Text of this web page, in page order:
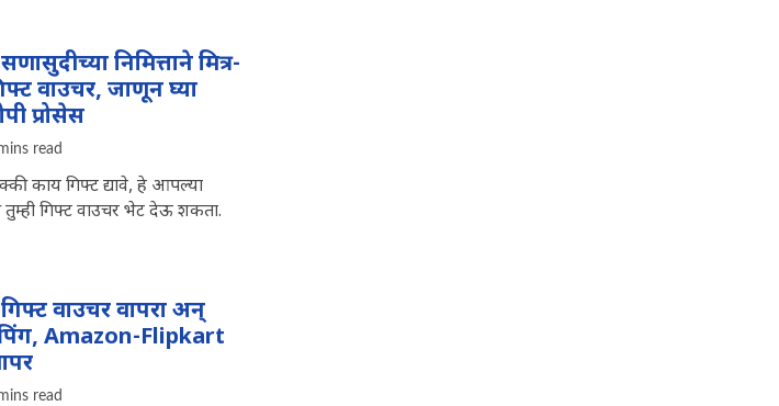
निमित्ताने मित्र-
वाउचर, जाणून घ्या
प्रोसेस
read
काय गिफ्ट द्यावे, हे आपल्या
तुम्ही गिफ्ट वाउचर भेट देऊ शकता.
वाउचर वापरा अन्
Amazon-Flipkart
read